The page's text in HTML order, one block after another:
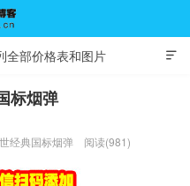
客

全部价格表和图片
标烟弹
经典国标烟弹 阅读(981)